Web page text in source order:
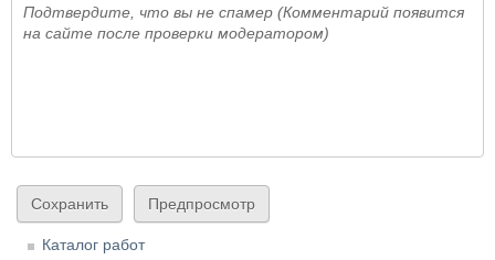
Подтвердите, что вы не спамер (Комментарий появится
на сайте после проверки модератором)
Каталог работ